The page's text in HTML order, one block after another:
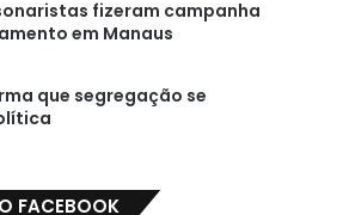
fizeram campanha
em Manaus
que segregação se
FACEBOOK